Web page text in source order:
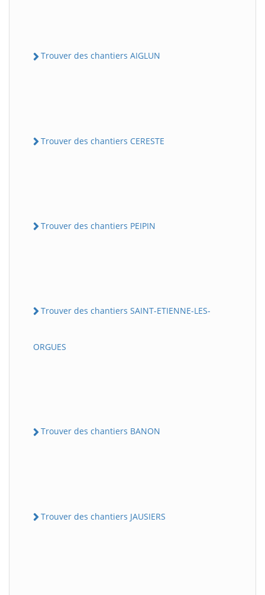
Trouver des chantiers AIGLUN
Trouver des chantiers CERESTE
Trouver des chantiers PEIPIN
Trouver des chantiers SAINT-ETIENNE-LES-
ORGUES
Trouver des chantiers BANON
Trouver des chantiers JAUSIERS